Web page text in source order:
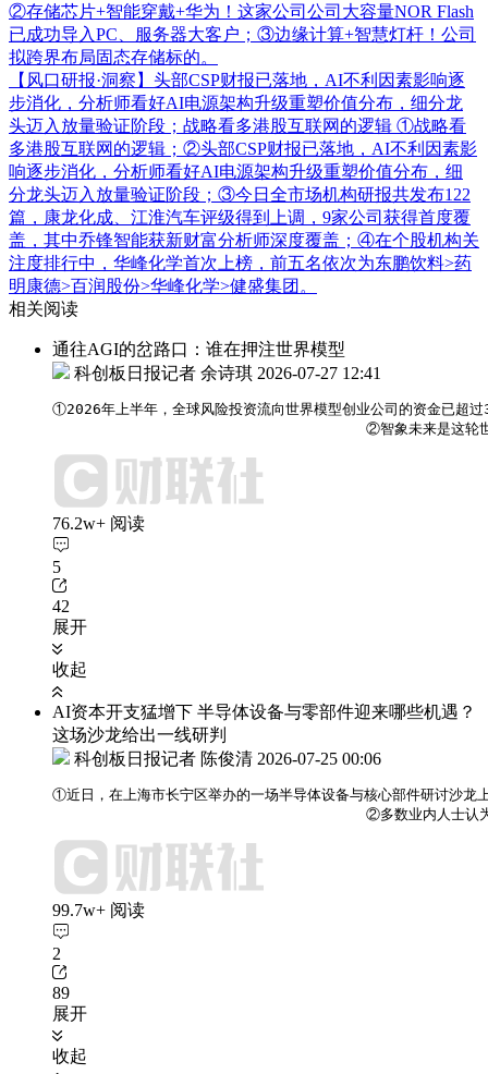
②存储芯片+智能穿戴+华为！这家公司公司大容量NOR Flash
已成功导入PC、服务器大客户；③边缘计算+智慧灯杆！公司
拟跨界布局固态存储标的。
【风口研报·洞察】头部CSP财报已落地，AI不利因素影响逐
步消化，分析师看好AI电源架构升级重塑价值分布，细分龙
头迈入放量验证阶段；战略看多港股互联网的逻辑 ①战略看
多港股互联网的逻辑；②头部CSP财报已落地，AI不利因素影
响逐步消化，分析师看好AI电源架构升级重塑价值分布，细
分龙头迈入放量验证阶段；③今日全市场机构研报共发布122
篇，康龙化成、江淮汽车评级得到上调，9家公司获得首度覆
盖，其中乔锋智能获新财富分析师深度覆盖；④在个股机构关
注度排行中，华峰化学首次上榜，前五名依次为东鹏饮料>药
明康德>百润股份>华峰化学>健盛集团。
相关阅读
通往AGI的岔路口：谁在押注世界模型
科创板日报记者 余诗琪 2026-07-27 12:41
①2026年上半年，全球风险投资流向世界模型创业公司的资金已超过
②智象未来是这轮世界
76.2w+ 阅读
5
42
展开
收起
AI资本开支猛增下 半导体设备与零部件迎来哪些机遇？
这场沙龙给出一线研判
科创板日报记者 陈俊清 2026-07-25 00:06
①近日，在上海市长宁区举办的一场半导体设备与核心部件研讨沙龙
②多数业内人士认为，
99.7w+ 阅读
2
89
展开
收起